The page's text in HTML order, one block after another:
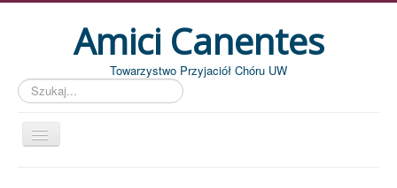
Amici Canentes
Towarzystwo Przyjaciół Chóru UW
Szukaj...